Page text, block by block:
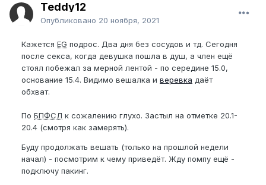
Teddy12
Опубликовано 20 ноября, 2021
Кажется EG подрос. Два дня без сосудов и тд. Сегодня
после секса, когда девушка пошла в душ, а член ещё
стоял побежал за мерной лентой - по середине 15.0,
основание 15.4. Видимо вешалка и веревка даёт
обхват.
По БПФСЛ к сожалению глухо. Застыл на отметке 20.1-
20.4 (смотря как замерять).
Буду продолжать вешать (только на прошлой недели
начал) - посмотрим к чему приведёт. Жду помпу ещё -
подключу пакинг.